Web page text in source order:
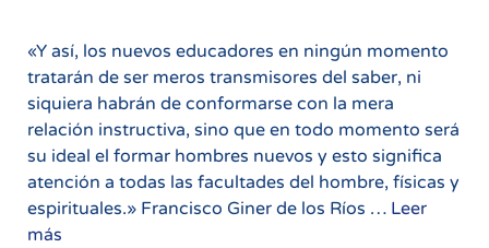
«Y así, los nuevos educadores en ningún momento
tratarán de ser meros transmisores del saber, ni
siquiera habrán de conformarse con la mera
relación instructiva, sino que en todo momento será
su ideal el formar hombres nuevos y esto significa
atención a todas las facultades del hombre, físicas y
espirituales.» Francisco Giner de los Ríos … Leer
más